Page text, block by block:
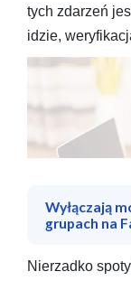
tych zdarzeń
idzie,
Wyłączają
grupach na
Nierzadko